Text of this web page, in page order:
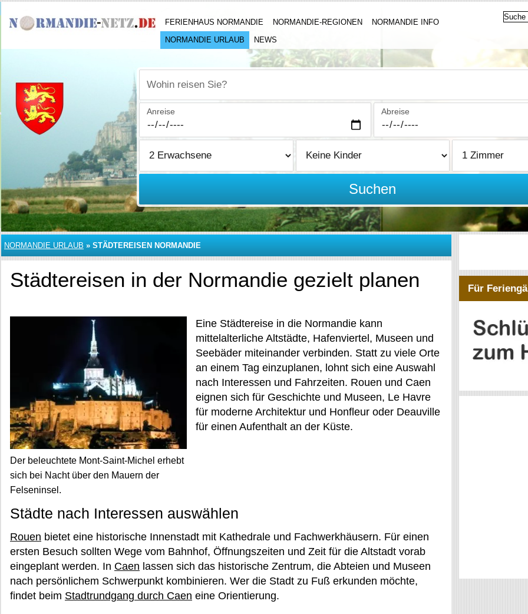
FERIENHAUS NORMANDIE NORMANDIE-REGIONEN
NORMANDIE INFO
NORMANDIE URLAUB
NEWS
Wohin reisen Sie?
Anreise Abreise
Suchen
NORMANDIE URLAUB » STÄDTEREISEN NORMANDIE
Städtereisen in der Normandie gezielt planen
Der beleuchtete Mont-Saint-Michel erhebt
sich bei Nacht über den Mauern der
Felseninsel.
Eine Städtereise in die Normandie kann
mittelalterliche Altstädte, Hafenviertel, Museen und
Seebäder miteinander verbinden. Statt zu viele Orte
an einem Tag einzuplanen, lohnt sich eine Auswahl
nach Interessen und Fahrzeiten. Rouen und Caen
eignen sich für Geschichte und Museen, Le Havre
für moderne Architektur und Honfleur oder Deauville
für einen Aufenthalt an der Küste.
Städte nach Interessen auswählen
Rouen bietet eine historische Innenstadt mit Kathedrale und Fachwerkhäusern. Für einen
ersten Besuch sollten Wege vom Bahnhof, Öffnungszeiten und Zeit für die Altstadt vorab
eingeplant werden. In Caen lassen sich das historische Zentrum, die Abteien und Museen
nach persönlichem Schwerpunkt kombinieren. Wer die Stadt zu Fuß erkunden möchte,
findet beim Stadtrundgang durch Caen eine Orientierung.
Für